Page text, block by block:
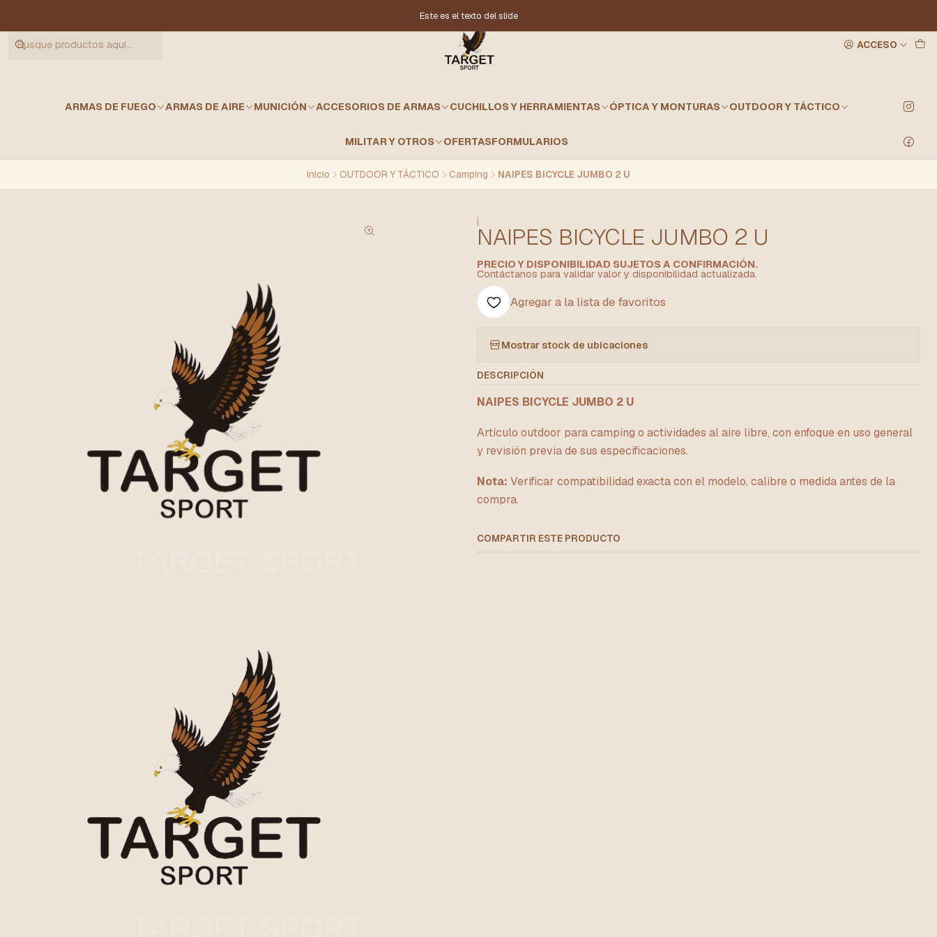
ACCESO
ARMAS DE FUEGO ARMAS DE AIRE MUNICIÓN ACCESORIOS DE ARMAS CUCHILLOS Y HERRAMIENTAS ÓPTICA Y MONTURAS OUTDOOR Y TÁCTICO
MILITAR Y OTROS OFERTASFORMULARIOS
Este es el texto del slide
Inicio OUTDOOR Y TÁCTICO Camping NAIPES BICYCLE JUMBO 2 U
|
NAIPES BICYCLE JUMBO 2 U
PRECIO Y DISPONIBILIDAD SUJETOS A CONFIRMACIÓN.
Contáctanos para validar valor y disponibilidad actualizada.
Agregar a la lista de favoritos
Mostrar stock de ubicaciones
DESCRIPCIÓN
NAIPES BICYCLE JUMBO 2 U
Artículo outdoor para camping o actividades al aire libre, con enfoque en uso general
y revisión previa de sus especificaciones.
Nota: Verificar compatibilidad exacta con el modelo, calibre o medida antes de la
compra.
COMPARTIR ESTE PRODUCTO